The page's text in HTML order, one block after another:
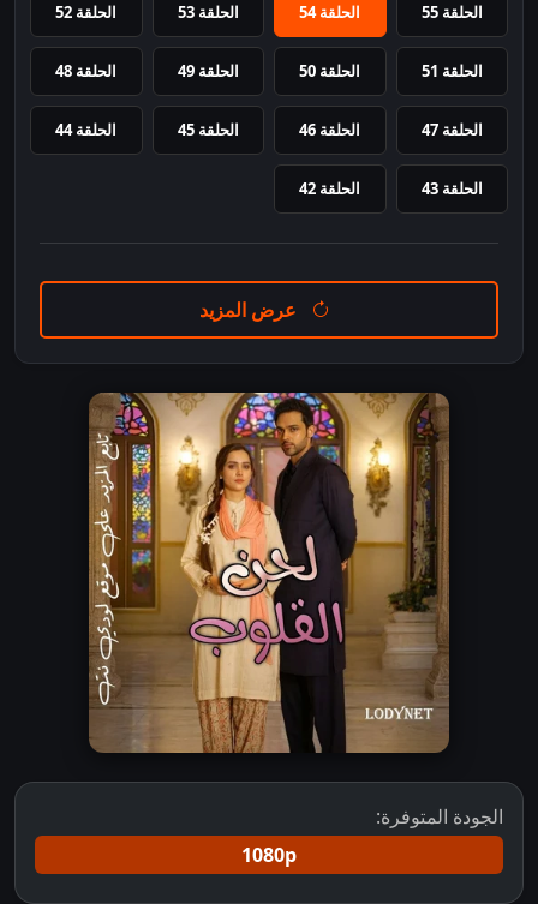
الحلقة 55 الحلقة 54 الحلقة 53 الحلقة 52
الحلقة 51 الحلقة 50 الحلقة 49 الحلقة 48
الحلقة 47 الحلقة 46 الحلقة 45 الحلقة 44
الحلقة 43 الحلقة 42
عرض المزيد
الجودة المتوفرة:
1080p